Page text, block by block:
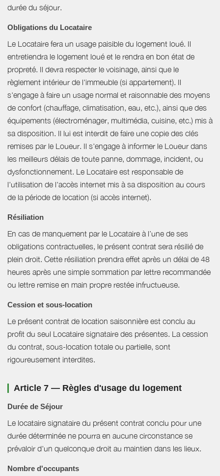
durée du séjour.
Obligations du Locataire
Le Locataire fera un usage paisible du logement loué. Il
entretiendra le logement loué et le rendra en bon état de
propreté. Il devra respecter le voisinage, ainsi que le
règlement intérieur de l'immeuble (si appartement). Il
s'engage à faire un usage normal et raisonnable des moyens
de confort (chauffage, climatisation, eau, etc.), ainsi que des
équipements (électroménager, multimédia, cuisine, etc.) mis à
sa disposition. Il lui est interdit de faire une copie des clés
remises par le Loueur. Il s'engage à informer le Loueur dans
les meilleurs délais de toute panne, dommage, incident, ou
dysfonctionnement. Le Locataire est responsable de
l'utilisation de l'accès internet mis à sa disposition au cours
de la période de location (si accès internet).
Résiliation
En cas de manquement par le Locataire à l’une de ses
obligations contractuelles, le présent contrat sera résilié de
plein droit. Cette résiliation prendra effet après un délai de 48
heures après une simple sommation par lettre recommandée
ou lettre remise en main propre restée infructueuse.
Cession et sous-location
Le présent contrat de location saisonnière est conclu au
profit du seul Locataire signataire des présentes. La cession
du contrat, sous-location totale ou partielle, sont
rigoureusement interdites.
Article 7 — Règles d'usage du logement
Durée de Séjour
Le locataire signataire du présent contrat conclu pour une
durée déterminée ne pourra en aucune circonstance se
prévaloir d'un quelconque droit au maintien dans les lieux.
Nombre d'occupants